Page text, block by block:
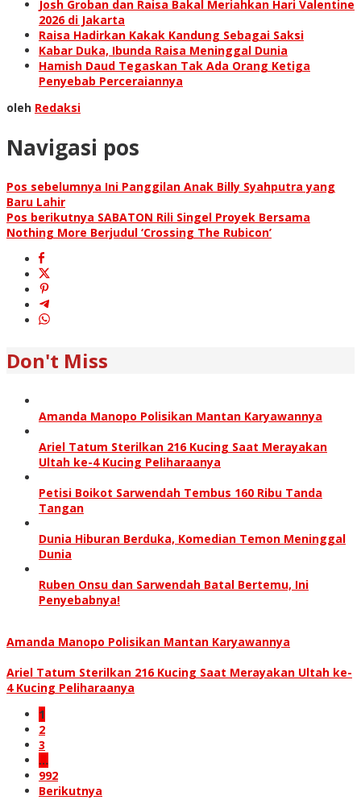
Josh Groban dan Raisa Bakal Meriahkan Hari Valentine
2026 di Jakarta
Raisa Hadirkan Kakak Kandung Sebagai Saksi
Kabar Duka, Ibunda Raisa Meninggal Dunia
Hamish Daud Tegaskan Tak Ada Orang Ketiga
Penyebab Perceraiannya
oleh Redaksi
Navigasi pos
Pos sebelumnya Ini Panggilan Anak Billy Syahputra yang
Baru Lahir
Pos berikutnya SABATON Rili Singel Proyek Bersama
Nothing More Berjudul ‘Crossing The Rubicon’
Don't Miss
Amanda Manopo Polisikan Mantan Karyawannya
Ariel Tatum Sterilkan 216 Kucing Saat Merayakan
Ultah ke-4 Kucing Peliharaanya
Petisi Boikot Sarwendah Tembus 160 Ribu Tanda
Tangan
Dunia Hiburan Berduka, Komedian Temon Meninggal
Dunia
Ruben Onsu dan Sarwendah Batal Bertemu, Ini
Penyebabnya!
Amanda Manopo Polisikan Mantan Karyawannya
Ariel Tatum Sterilkan 216 Kucing Saat Merayakan Ultah ke-
4 Kucing Peliharaanya
1
2
3
…
992
Berikutnya